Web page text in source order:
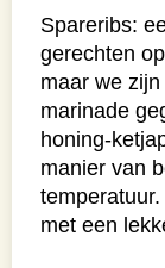
Spareribs:
gerechten
maar we
marinade
honing-
manier van
met een